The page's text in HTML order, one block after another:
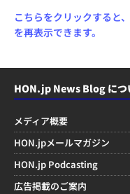
こちらをクリックすると
を再表示できます。
HON.jp News Blog につ
メディア概要
HON.jpメールマガジン
HON.jp Podcasting
広告掲載のご案内